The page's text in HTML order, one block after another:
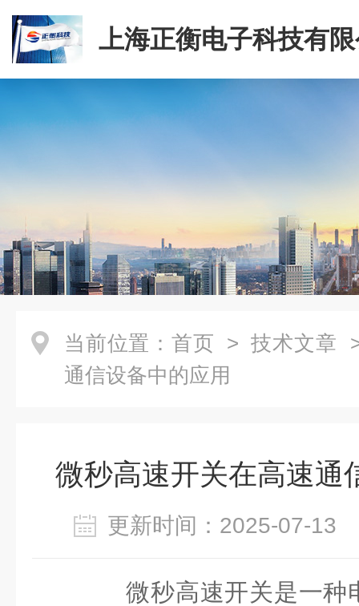
上海正衡电子科技有
当前位置： 首页 > 技术文章
通信设备中的应用
微秒高速开关在高速通
更新时间：2025-07-
微秒高速开关是一种